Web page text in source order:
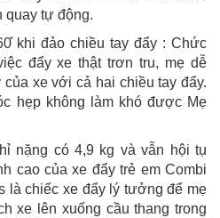
quay tự động.
khi đảo chiều tay đẩy : Chức
đẩy xe thật trơn tru, mẹ dễ
xe với cả hai chiều tay đẩy.
hẹp không làm khó được Mẹ
nặng có 4,9 kg và vẫn hội tụ
cao của xe đẩy trẻ em Combi
là chiếc xe đẩy lý tưởng để mẹ
xe lên xuống cầu thang trong